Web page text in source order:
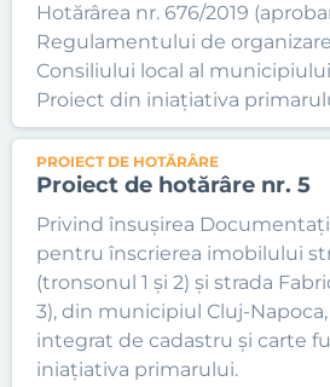
Hotărârea nr. 676/2019
Regulamentului de
Consiliului local al
Proiect din iniațiativa
PROIECT DE HOTĂRÂRE
Proiect de hotărâre nr. 5
Privind însușirea
pentru înscrierea imobilului
(tronsonul 1 și 2) și strada
3), din municipiul Cluj-
integrat de cadastru și carte
iniațiativa primarului.